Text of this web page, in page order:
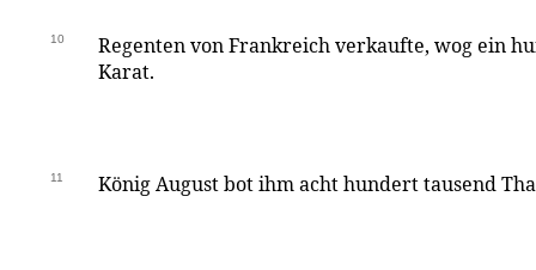
10
Regenten von Frankreich verkaufte, wog ein
Karat.
11 König August bot ihm acht hundert tausend